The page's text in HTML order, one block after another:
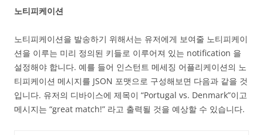
노티피케이션
노티피케이션을 발송하기 위해서는 유저에게 보여줄 노티피케이
션을 이루는 미리 정의된 키들로 이루어져 있는 notification 을
설정해야 합니다. 예를 들어 인스턴트 메세징 어플리케이션의 노
티피케이션 메시지를 JSON 포맷으로 구성해보면 다음과 같을 것
입니다. 유저의 디바이스에 제목이 “Portugal vs. Denmark”이고
메시지는 “great match!” 라고 출력될 것을 예상할 수 있습니다.